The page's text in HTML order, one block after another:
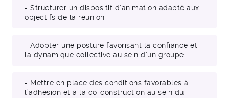
- Structurer un dispositif d’animation adapté aux
objectifs de la réunion
- Adopter une posture favorisant la confiance et
la dynamique collective au sein d’un groupe
- Mettre en place des conditions favorables à
l’adhésion et à la co-construction au sein du